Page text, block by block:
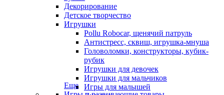
Декорирование
Детское творчество
Игрушки
Pollu Robocar, щенячий патруль
Антистресс, сквиш, игрушка-мнуша
Головоломки, конструкторы, кубик-
рубик
Игрушки для девочек
Игрушки для мальчиков
Игры для малышей
Еще